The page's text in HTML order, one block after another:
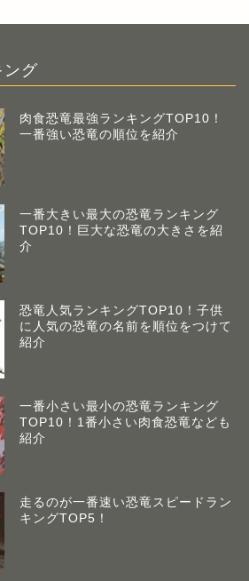
ング
肉食恐竜最強ランキングTOP10！
一番強い恐竜の順位を紹介
一番大きい最大の恐竜ランキング
TOP10！巨大な恐竜の大きさを紹
介
恐竜人気ランキングTOP10！子供
に人気の恐竜の名前を順位をつけて
紹介
一番小さい最小の恐竜ランキング
TOP10！1番小さい肉食恐竜なども
紹介
走るのが一番速い恐竜スピードラン
キングTOP5！